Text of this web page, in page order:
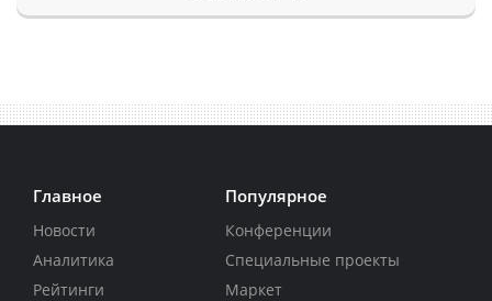
Главное
Новости
Аналитика
Рейтинги
Популярное
Конференции
Специальные проекты
Маркет